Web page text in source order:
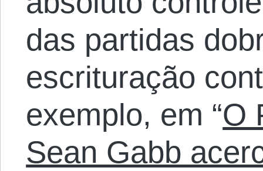
das partidas
escrituração
exemplo, em “O
Sean Gabb